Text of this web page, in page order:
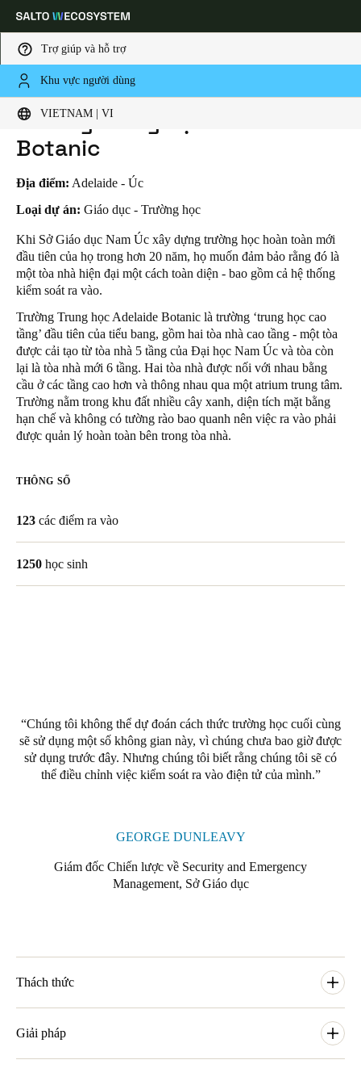
Trợ giúp và hỗ trợ
Khu vực người dùng
VIETNAM | VI
Choose your location and language settings
Global
Vietnam| Vietnamese
China
中文
Korean
KoreanEnglish
Singapore
English
Hong Kong
VietnameseEnglish
Japan
Japanese
HOME INDUSTRIES
TRƯỜNG TRUNG HỌC ADELAIDE BOTANIC
Trường Trung học Adelaide
Botanic
Địa điểm: Adelaide - Úc
Loại dự án: Giáo dục - Trường học
Khi Sở Giáo dục Nam Úc xây dựng trường học hoàn toàn mới
đầu tiên của họ trong hơn 20 năm, họ muốn đảm bảo rằng đó là
một tòa nhà hiện đại một cách toàn diện - bao gồm cả hệ thống
kiểm soát ra vào.
Trường Trung học Adelaide Botanic là trường ‘trung học cao
tầng’ đầu tiên của tiểu bang, gồm hai tòa nhà cao tầng - một tòa
được cải tạo từ tòa nhà 5 tầng của Đại học Nam Úc và tòa còn
lại là tòa nhà mới 6 tầng. Hai tòa nhà được nối với nhau bằng
cầu ở các tầng cao hơn và thông nhau qua một atrium trung tâm.
Trường nằm trong khu đất nhiều cây xanh, diện tích mặt bằng
hạn chế và không có tường rào bao quanh nên việc ra vào phải
được quản lý hoàn toàn bên trong tòa nhà.
THÔNG SỐ
123 các điểm ra vào
1250 học sinh
Chúng tôi không thể dự đoán cách thức trường học cuối cùng
sẽ sử dụng một số không gian này, vì chúng chưa bao giờ được
sử dụng trước đây. Nhưng chúng tôi biết rằng chúng tôi sẽ có
thể điều chỉnh việc kiểm soát ra vào điện tử của mình.
GEORGE DUNLEAVY
Giám đốc Chiến lược về Security and Emergency
Management, Sở Giáo dục
Thách thức
Emergency Management thuộc Sở Giáo dục, đã giải thích
Giải pháp